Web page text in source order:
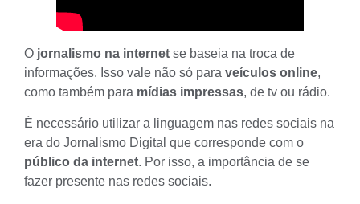
O jornalismo na internet se baseia na troca de
informações. Isso vale não só para veículos online,
como também para mídias impressas, de tv ou rádio.
É necessário utilizar a linguagem nas redes sociais na
era do Jornalismo Digital que corresponde com o
público da internet. Por isso, a importância de se
fazer presente nas redes sociais.